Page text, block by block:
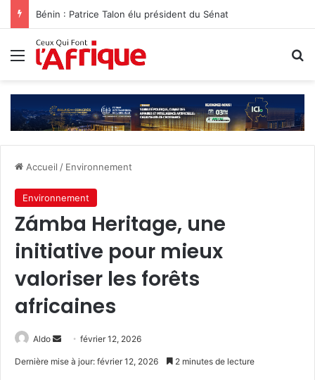
Bénin : Patrice Talon élu président du Sénat‎
Menu
Accueil / Environnement
Environnement
Zámba Heritage, une
initiative pour mieux
valoriser les forêts
africaines
Aldo
Envoyerfévrier 12, 2026
Dernière mise à jour: février 12, 2026 2 minutes de lecture